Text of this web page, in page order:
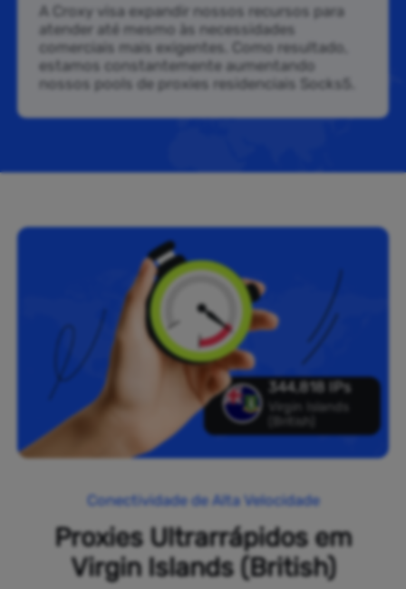
A Croxy visa expandir nossos recursos para
atender até mesmo às necessidades
comerciais mais exigentes. Como resultado,
estamos constantemente aumentando
nossos pools de proxies residenciais Socks5.
344,818 IPs
Virgin Islands
Conectividade de Alta Velocidade
Proxies Ultrarrápidos em
Virgin Islands (British)